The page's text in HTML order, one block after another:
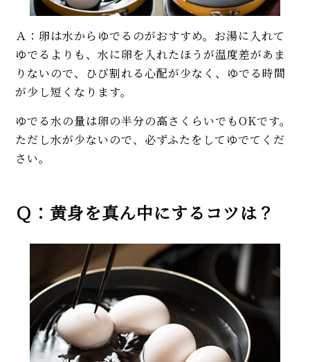
Ａ：卵は水からゆでるのがおすすめ。お湯に入れて
ゆでるよりも、水に卵を入れたほうが温度差があま
りないので、ひび割れる心配が少なく、ゆでる時間
が少し短くなります。
ゆでる水の量は卵の半分の高さくらいでもOKです。
ただし水が少ないので、必ずふたをしてゆでてくだ
さい。
Ｑ：黄身を真ん中にするコツは？